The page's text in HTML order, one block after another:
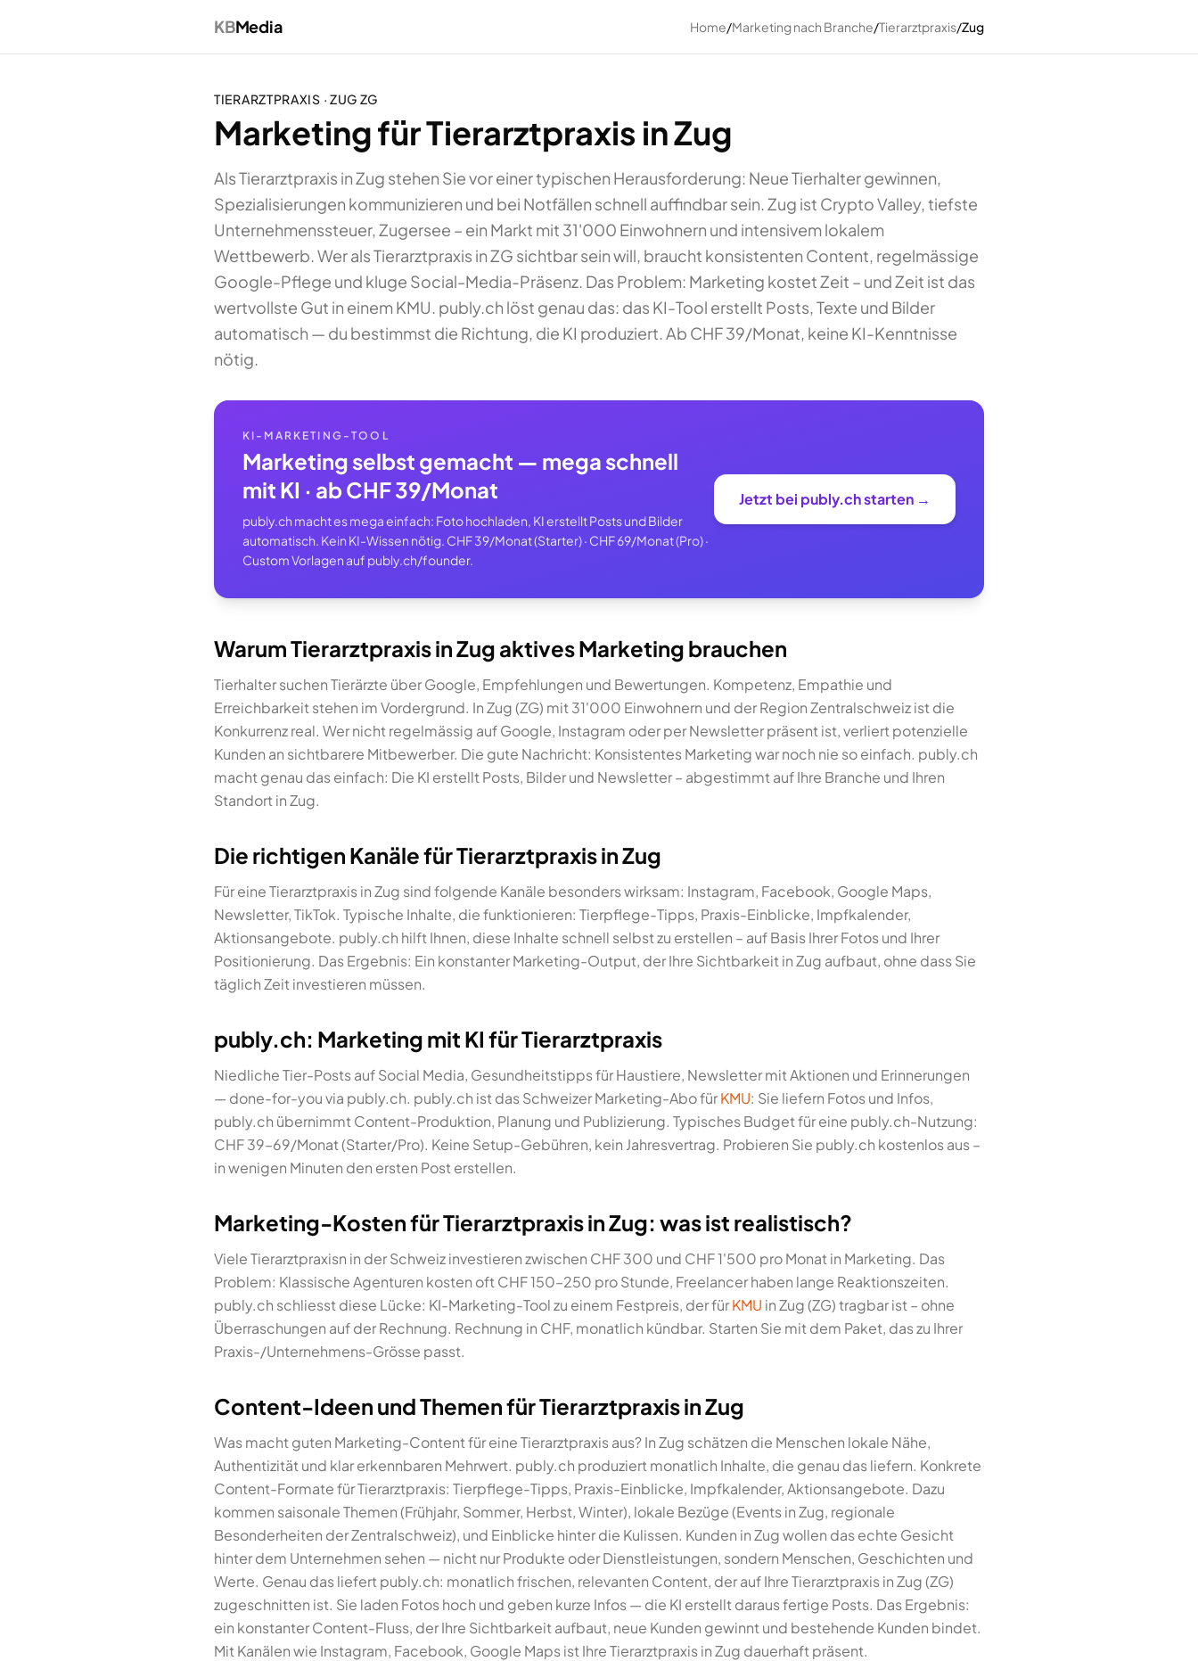
KBMedia Home/Marketing nach Branche/Tierarztpraxis/Zug
TIERARZTPRAXIS · ZUG ZG
Marketing für Tierarztpraxis in Zug
Als Tierarztpraxis in Zug stehen Sie vor einer typischen Herausforderung: Neue Tierhalter gewinnen,
Spezialisierungen kommunizieren und bei Notfällen schnell auffindbar sein. Zug ist Crypto Valley, tiefste
Unternehmenssteuer, Zugersee – ein Markt mit 31'000 Einwohnern und intensivem lokalem
Wettbewerb. Wer als Tierarztpraxis in ZG sichtbar sein will, braucht konsistenten Content, regelmässige
Google-Pflege und kluge Social-Media-Präsenz. Das Problem: Marketing kostet Zeit – und Zeit ist das
wertvollste Gut in einem KMU. publy.ch löst genau das: das KI-Tool erstellt Posts, Texte und Bilder
automatisch — du bestimmst die Richtung, die KI produziert. Ab CHF 39/Monat, keine KI-Kenntnisse
nötig.
KI-MARKETING-TOOL
Marketing selbst gemacht — mega schnell
mit KI · ab CHF 39/Monat
publy.ch macht es mega einfach: Foto hochladen, KI erstellt Posts und Bilder
automatisch. Kein KI-Wissen nötig. CHF 39/Monat (Starter) · CHF 69/Monat (Pro) ·
Custom Vorlagen auf publy.ch/founder.
Jetzt bei publy.ch starten →
Warum Tierarztpraxis in Zug aktives Marketing brauchen
Tierhalter suchen Tierärzte über Google, Empfehlungen und Bewertungen. Kompetenz, Empathie und
Erreichbarkeit stehen im Vordergrund. In Zug (ZG) mit 31'000 Einwohnern und der Region Zentralschweiz ist die
Konkurrenz real. Wer nicht regelmässig auf Google, Instagram oder per Newsletter präsent ist, verliert potenzielle
Kunden an sichtbarere Mitbewerber. Die gute Nachricht: Konsistentes Marketing war noch nie so einfach. publy.ch
macht genau das einfach: Die KI erstellt Posts, Bilder und Newsletter – abgestimmt auf Ihre Branche und Ihren
Standort in Zug.
Die richtigen Kanäle für Tierarztpraxis in Zug
Für eine Tierarztpraxis in Zug sind folgende Kanäle besonders wirksam: Instagram, Facebook, Google Maps,
Newsletter, TikTok. Typische Inhalte, die funktionieren: Tierpflege-Tipps, Praxis-Einblicke, Impfkalender,
Aktionsangebote. publy.ch hilft Ihnen, diese Inhalte schnell selbst zu erstellen – auf Basis Ihrer Fotos und Ihrer
Positionierung. Das Ergebnis: Ein konstanter Marketing-Output, der Ihre Sichtbarkeit in Zug aufbaut, ohne dass Sie
täglich Zeit investieren müssen.
publy.ch: Marketing mit KI für Tierarztpraxis
Niedliche Tier-Posts auf Social Media, Gesundheitstipps für Haustiere, Newsletter mit Aktionen und Erinnerungen
— done-for-you via publy.ch. publy.ch ist das Schweizer Marketing-Abo fürKMU: Sie liefern Fotos und Infos,
publy.ch übernimmt Content-Produktion, Planung und Publizierung. Typisches Budget für eine publy.ch-Nutzung:
CHF 39–69/Monat (Starter/Pro). Keine Setup-Gebühren, kein Jahresvertrag. Probieren Sie publy.ch kostenlos aus –
in wenigen Minuten den ersten Post erstellen.
Marketing-Kosten für Tierarztpraxis in Zug: was ist realistisch?
Viele Tierarztpraxisn in der Schweiz investieren zwischen CHF 300 und CHF 1'500 pro Monat in Marketing. Das
Problem: Klassische Agenturen kosten oft CHF 150–250 pro Stunde, Freelancer haben lange Reaktionszeiten.
publy.ch schliesst diese Lücke: KI-Marketing-Tool zu einem Festpreis, der fürKMU in Zug (ZG) tragbar ist – ohne
Überraschungen auf der Rechnung. Rechnung in CHF, monatlich kündbar. Starten Sie mit dem Paket, das zu Ihrer
Praxis-/Unternehmens-Grösse passt.
Content-Ideen und Themen für Tierarztpraxis in Zug
Was macht guten Marketing-Content für eine Tierarztpraxis aus? In Zug schätzen die Menschen lokale Nähe,
Authentizität und klar erkennbaren Mehrwert. publy.ch produziert monatlich Inhalte, die genau das liefern. Konkrete
Content-Formate für Tierarztpraxis: Tierpflege-Tipps, Praxis-Einblicke, Impfkalender, Aktionsangebote. Dazu
kommen saisonale Themen (Frühjahr, Sommer, Herbst, Winter), lokale Bezüge (Events in Zug, regionale
Besonderheiten der Zentralschweiz), und Einblicke hinter die Kulissen. Kunden in Zug wollen das echte Gesicht
hinter dem Unternehmen sehen — nicht nur Produkte oder Dienstleistungen, sondern Menschen, Geschichten und
Werte. Genau das liefert publy.ch: monatlich frischen, relevanten Content, der auf Ihre Tierarztpraxis in Zug (ZG)
zugeschnitten ist. Sie laden Fotos hoch und geben kurze Infos — die KI erstellt daraus fertige Posts. Das Ergebnis:
ein konstanter Content-Fluss, der Ihre Sichtbarkeit aufbaut, neue Kunden gewinnt und bestehende Kunden bindet.
Mit Kanälen wie Instagram, Facebook, Google Maps ist Ihre Tierarztpraxis in Zug dauerhaft präsent.